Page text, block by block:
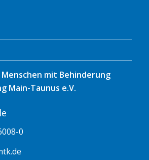
mit Behinderung
Main-Taunus e.V.
0